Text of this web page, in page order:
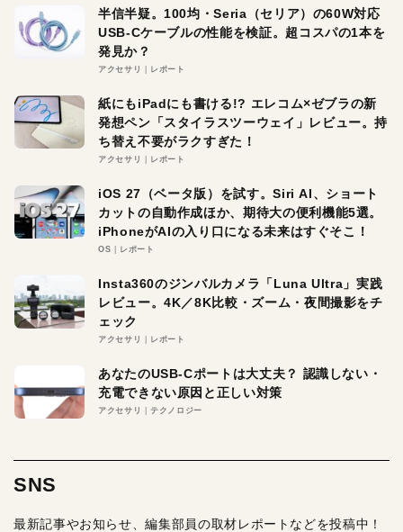
半信半疑。100均・Seria（セリア）の60W対応
USB-Cケーブルの性能を検証。超コスパの1本を
発見か？
アクセサリ レポート
紙にもiPadにも書ける!? エレコム×ゼブラの新
発想ペン「スタイラスツーウェイ」レビュー。持
ち替え不要がラクすぎた！
アクセサリ レポート
iOS 27（ベータ版）を試す。Siri AI、ショート
カットの自動作成ほか、期待大の便利機能5選。
iPhoneがAIの入り口になる未来はすぐそこ！
OS レポート
Insta360のジンバルカメラ「Luna Ultra」実践
レビュー。4K／8K比較・ズーム・夜間撮影をチ
ェック
アクセサリ レポート
あなたのUSB-Cポートは大丈夫？ 認識しない・
充電できない原因と正しい対策
アクセサリ テクノロジー
SNS
最新記事やお知らせ、編集部員の取材レポートなどを投稿中！